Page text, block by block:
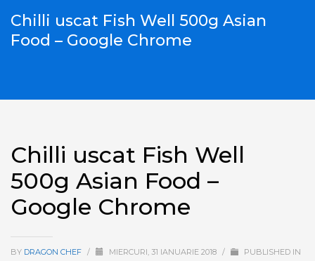
Chilli uscat Fish Well 500g Asian
Food – Google Chrome
Chilli uscat Fish Well
500g Asian Food –
Google Chrome
BY DRAGON CHEF / MIERCURI, 31 IANUARIE 2018 / PUBLISHED IN